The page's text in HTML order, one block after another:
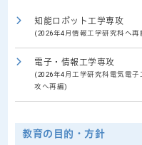
知能ロボット工学専攻
(2026年4月情報工学研究科へ再
電子・情報工学専攻
(2026年4月工学研究科電気電
攻へ再編)
教育の目的・方針